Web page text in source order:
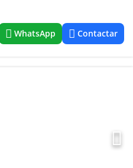
WhatsApp Contactar